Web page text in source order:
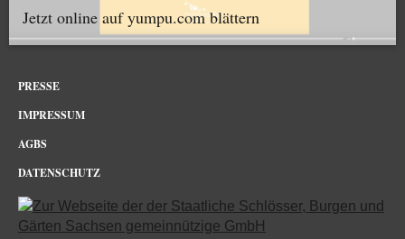
Jetzt online auf yumpu.com blättern
PRESSE
IMPRESSUM
AGBS
DATENSCHUTZ